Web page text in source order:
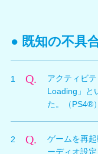
に戻ってし
● 既知の不具
1 Q.
アクティビ
Loading」と
た。（PS4®）
組み合わせ
2 Q.
ゲームを再
ーディオ設